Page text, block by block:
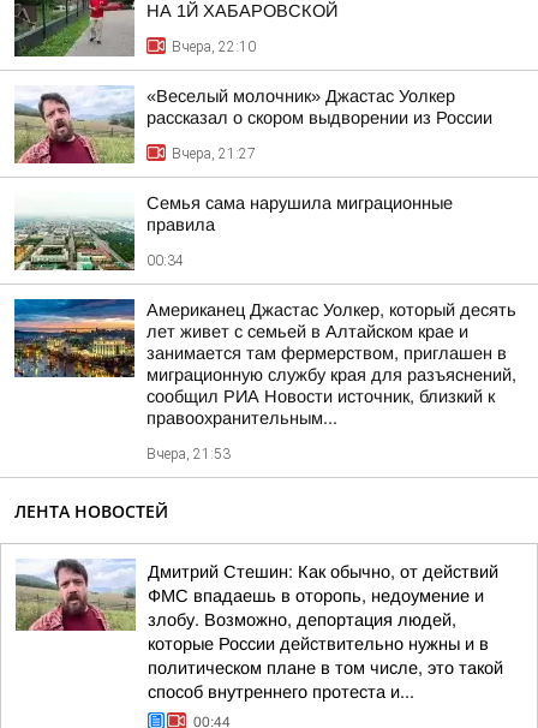
НА 1Й ХАБАРОВСКОЙ
Вчера, 22:10
«Веселый молочник» Джастас Уолкер
рассказал о скором выдворении из России
Вчера, 21:27
Семья сама нарушила миграционные
правила
00:34
Американец Джастас Уолкер, который десять
лет живет с семьей в Алтайском крае и
занимается там фермерством, приглашен в
миграционную службу края для разъяснений,
сообщил РИА Новости источник, близкий к
правоохранительным...
Вчера, 21:53
ЛЕНТА НОВОСТЕЙ
Дмитрий Стешин: Как обычно, от действий
ФМС впадаешь в оторопь, недоумение и
злобу. Возможно, депортация людей,
которые России действительно нужны и в
политическом плане в том числе, это такой
способ внутреннего протеста и...
00:44